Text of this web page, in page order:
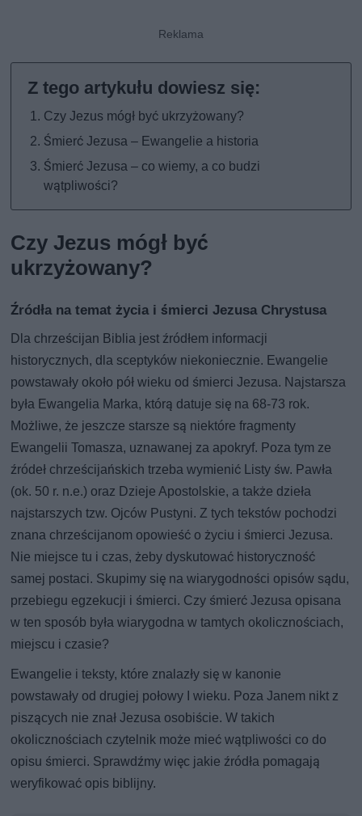
Czy Jezus mógł być ukrzyżowany?
Śmierć Jezusa – Ewangelie a historia
Śmierć Jezusa – co wiemy, a co budzi
wątpliwości?
Czy Jezus mógł być
ukrzyżowany?
Źródła na temat życia i śmierci Jezusa Chrystusa
Dla chrześcijan Biblia jest źródłem informacji
historycznych, dla sceptyków niekoniecznie. Ewangelie
powstawały około pół wieku od śmierci Jezusa. Najstarsza
była Ewangelia Marka, którą datuje się na 68-73 rok.
Możliwe, że jeszcze starsze są niektóre fragmenty
Ewangelii Tomasza, uznawanej za apokryf. Poza tym ze
źródeł chrześcijańskich trzeba wymienić Listy św. Pawła
(ok. 50 r. n.e.) oraz Dzieje Apostolskie, a także dzieła
najstarszych tzw. Ojców Pustyni. Z tych tekstów pochodzi
znana chrześcijanom opowieść o życiu i śmierci Jezusa.
Nie miejsce tu i czas, żeby dyskutować historyczność
samej postaci. Skupimy się na wiarygodności opisów sądu,
przebiegu egzekucji i śmierci. Czy śmierć Jezusa opisana
w ten sposób była wiarygodna w tamtych okolicznościach,
miejscu i czasie?
Ewangelie i teksty, które znalazły się w kanonie
powstawały od drugiej połowy I wieku. Poza Janem nikt z
piszących nie znał Jezusa osobiście. W takich
okolicznościach czytelnik może mieć wątpliwości co do
opisu śmierci. Sprawdźmy więc jakie źródła pomagają
weryfikować opis biblijny.